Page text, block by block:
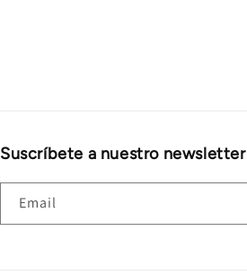
Suscríbete a nuestro newsletter
Email